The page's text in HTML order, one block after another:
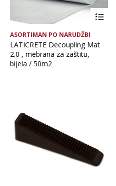
ASORTIMAN PO NARUDŽBI
LATICRETE Decoupling Mat
2.0 , mebrana za zaštitu,
bijela / 50m2